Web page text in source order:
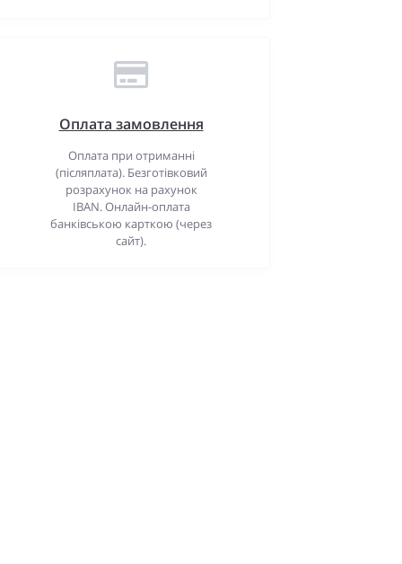
Оплата замовлення
Оплата при отриманні
(післяплата). Безготівковий
розрахунок на рахунок
IBAN. Онлайн-оплата
банківською карткою (через
сайт).